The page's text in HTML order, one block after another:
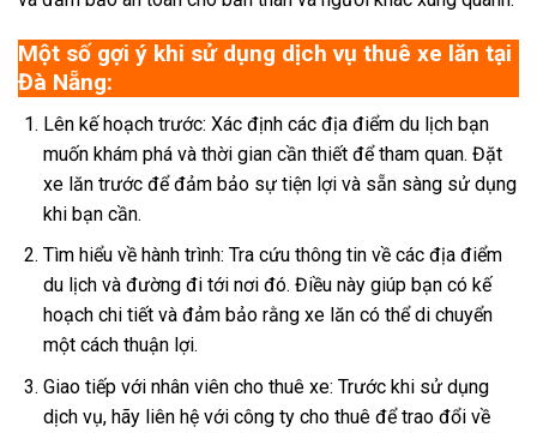
Một số gợi ý khi sử dụng dịch vụ thuê xe lăn tại
Đà Nẵng:
Lên kế hoạch trước: Xác định các địa điểm du lịch bạn
muốn khám phá và thời gian cần thiết để tham quan. Đặt
xe lăn trước để đảm bảo sự tiện lợi và sẵn sàng sử dụng
khi bạn cần.
Tìm hiểu về hành trình: Tra cứu thông tin về các địa điểm
du lịch và đường đi tới nơi đó. Điều này giúp bạn có kế
hoạch chi tiết và đảm bảo rằng xe lăn có thể di chuyển
một cách thuận lợi.
Giao tiếp với nhân viên cho thuê xe: Trước khi sử dụng
dịch vụ, hãy liên hệ với công ty cho thuê để trao đổi về